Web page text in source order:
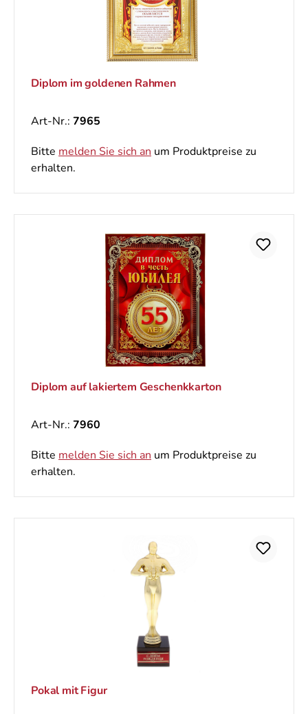
Diplom im goldenen Rahmen
Art-Nr.: 7965
Bitte melden Sie sich an um Produktpreise zu
erhalten.
Diplom auf lakiertem Geschenkkarton
Art-Nr.: 7960
Bitte melden Sie sich an um Produktpreise zu
erhalten.
Pokal mit Figur